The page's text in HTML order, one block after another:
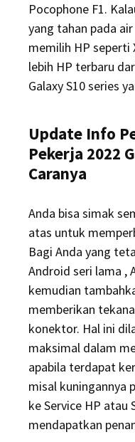
Pocophone F1.
yang tahan pada
memilih HP seperti
lebih HP terbaru
Galaxy S10 series
Update Info
Pekerja 2022
Caranya
Anda bisa simak
atas untuk
Bagi Anda yang
Android seri lama ,
kemudian
memberikan
konektor. Hal ini
maksimal dalam
apabila terdapat
misal kuningannya
ke Service HP atau
mendapatkan